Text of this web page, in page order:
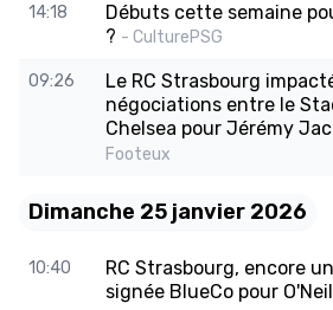
14:18
Débuts cette semaine
? - CulturePSG
09:26
Le RC Strasbourg
négociations entre le
Chelsea pour Jérémy
Footeux
Dimanche 25 janvier 2026
10:40
RC Strasbourg, encore
signée BlueCo pour